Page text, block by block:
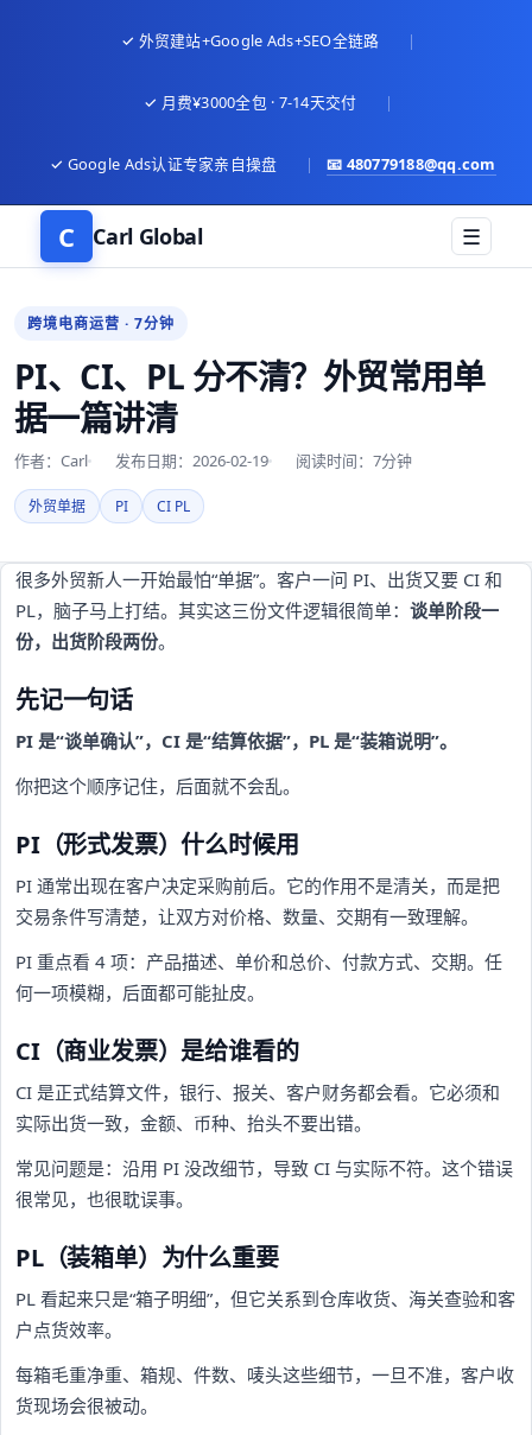
✓ 外贸建站+Google Ads+SEO全链路 |
✓ 月费¥3000全包 · 7-14天交付 |
✓ Google Ads认证专家亲自操盘 | 📧 480779188@qq.com
C Carl Global ☰
跨境电商运营 · 7分钟
PI、CI、PL 分不清？外贸常用单
据一篇讲清
作者：Carl 发布日期：2026-02-19 阅读时间：7分钟
外贸单据 PI CI PL
很多外贸新人一开始最怕“单据”。客户一问 PI、出货又要 CI 和
PL，脑子马上打结。其实这三份文件逻辑很简单： 谈单阶段一
份，出货阶段两份。
先记一句话
PI 是“谈单确认”，CI 是“结算依据”，PL 是“装箱说明”。
你把这个顺序记住，后面就不会乱。
PI（形式发票）什么时候用
PI 通常出现在客户决定采购前后。它的作用不是清关，而是把
交易条件写清楚，让双方对价格、数量、交期有一致理解。
PI 重点看 4 项：产品描述、单价和总价、付款方式、交期。任
何一项模糊，后面都可能扯皮。
CI（商业发票）是给谁看的
CI 是正式结算文件，银行、报关、客户财务都会看。它必须和
实际出货一致，金额、币种、抬头不要出错。
常见问题是：沿用 PI 没改细节，导致 CI 与实际不符。这个错误
很常见，也很耽误事。
PL（装箱单）为什么重要
PL 看起来只是“箱子明细”，但它关系到仓库收货、海关查验和客
户点货效率。
每箱毛重净重、箱规、件数、唛头这些细节，一旦不准，客户收
货现场会很被动。